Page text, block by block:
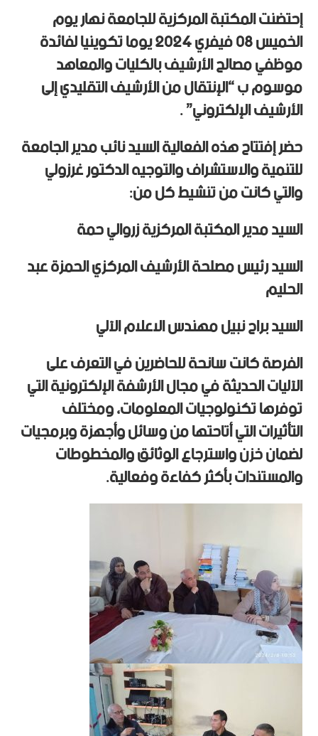
إحتضنت المكتبة المركزية للجامعة نهار يوم
الخميس 08 فيفري 2024 يوما تكوينيا لفائدة
موظفي مصالح الأرشيف بالكليات والمعاهد
موسوم ب “الإنتقال من الأرشيف التقليدي إلى
الأرشيف الإلكتروني” .
حضر إفتتاح هذه الفعالية السيد نائب مدير الجامعة
للتنمية والاستشراف والتوجيه الدكتور غرزولي
والتي كانت من تنشيط كل من:
السيد مدير المكتبة المركزية زروالي حمة
السيد رئيس مصلحة الأرشيف المركزي الحمزة عبد
الحليم
السيد براح نبيل مهندس الاعلام الآلي
الفرصة كانت سانحة للحاضرين في التعرف على
الآليات الحديثة في مجال الأرشفة الإلكترونية التي
توفرها تكنولوجيات المعلومات، ومختلف
التأثيرات التي أتاحتها من وسائل وأجهزة وبرمجيات
لضمان خزن واسترجاع الوثائق والمخطوطات
والمستندات بأكثر كفاءة وفعالية.